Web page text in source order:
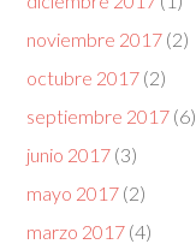
noviembre 2017 (2)
octubre 2017 (2)
septiembre 2017 (6)
junio 2017 (3)
mayo 2017 (2)
marzo 2017 (4)